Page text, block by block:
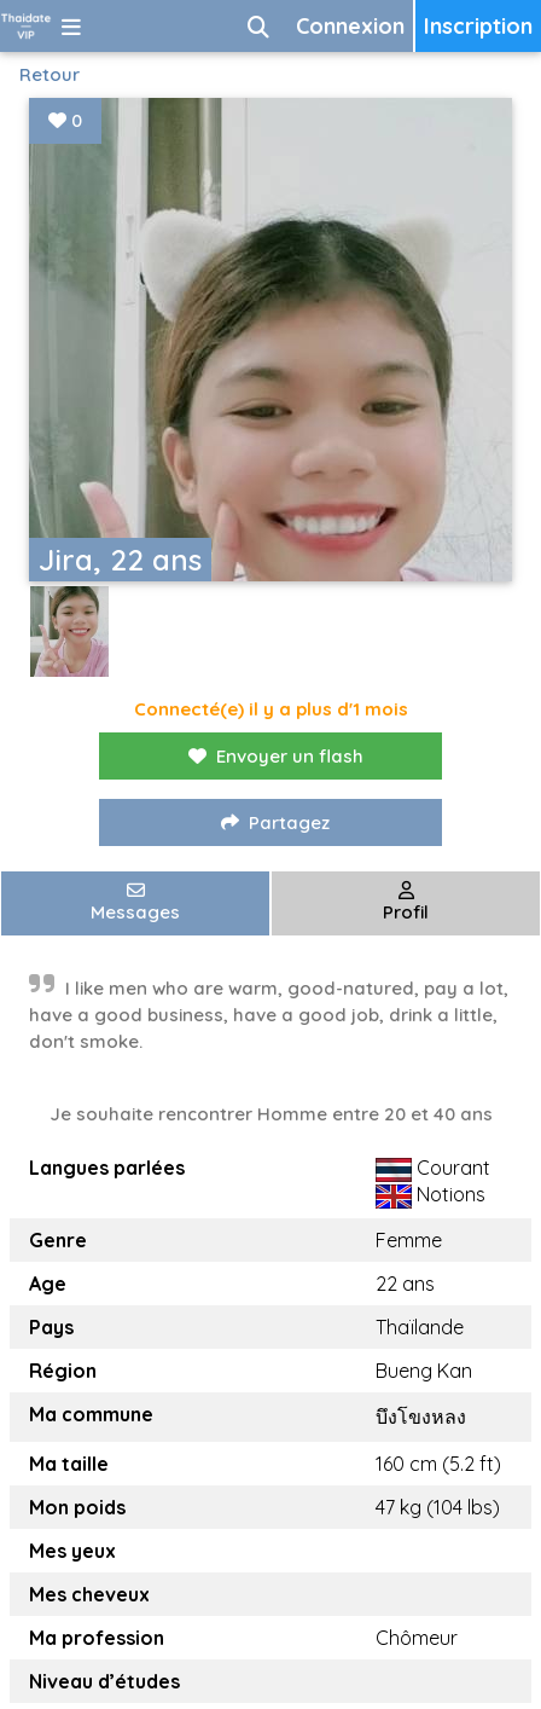
Inscription
Connexion
Retour
Jira, 22 ans
0
Connecté(e) il y a plus d'1 mois
Envoyer un flash
Partagez
Messages Profil
I like men who are warm, good-natured, pay a lot,
have a good business, have a good job, drink a little,
don't smoke.
Je souhaite rencontrer Homme entre 20 et 40 ans
Langues parlées
Courant
Notions
Genre
Femme
Age
22 ans
Pays
Thaïlande
Région
Bueng Kan
Ma commune
บึงโขงหลง
Ma taille
160 cm (5.2 ft)
Mon poids
47 kg (104 lbs)
Mes yeux
Mes cheveux
Ma profession
Chômeur
Niveau d’études